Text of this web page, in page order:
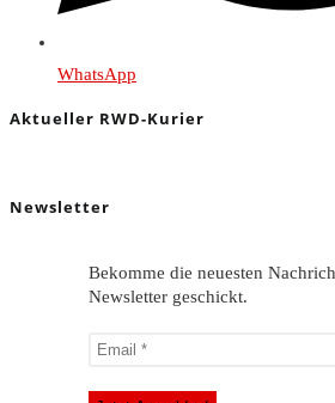
WhatsApp
Aktueller RWD-Kurier
Newsletter
Bekomme die neuesten
Newsletter geschickt.